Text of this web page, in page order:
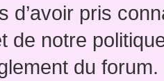
d’avoir pris
de notre
du forum.